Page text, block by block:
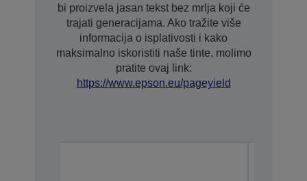
bi proizvela jasan tekst bez mrlja koji će
trajati generacijama. Ako tražite više
informacija o isplativosti i kako
maksimalno iskoristiti naše tinte, molimo
pratite ovaj link:
https://www.epson.eu/pageyield